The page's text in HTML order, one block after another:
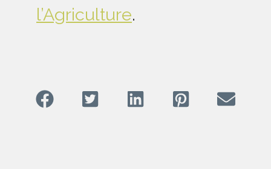
l’Agriculture.